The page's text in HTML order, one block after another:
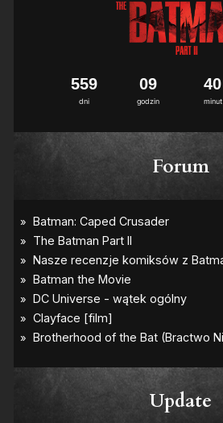
dni
559
godzin
09
minut
40
Forum
Update